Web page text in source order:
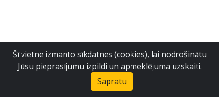
Šī vietne izmanto sīkdatnes (cookies), lai nodrošinātu
Jūsu pieprasījumu izpildi un apmeklējuma uzskaiti.
Sapratu